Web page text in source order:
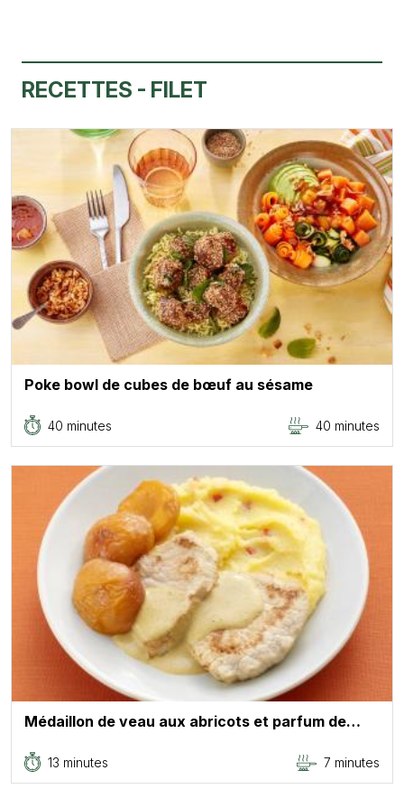
RECETTES - FILET
Poke bowl de cubes de bœuf au sésame
40 minutes 40 minutes
Médaillon de veau aux abricots et parfum de…
13 minutes 7 minutes